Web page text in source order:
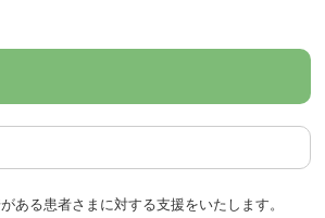
ある患者さまに対する支援をいたします。